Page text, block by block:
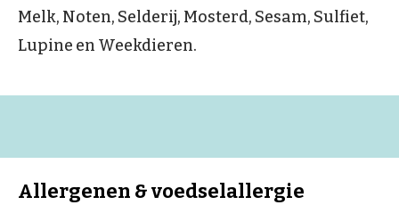
Melk, Noten, Selderij, Mosterd, Sesam, Sulfiet,
Lupine en Weekdieren.
Allergenen & voedselallergie